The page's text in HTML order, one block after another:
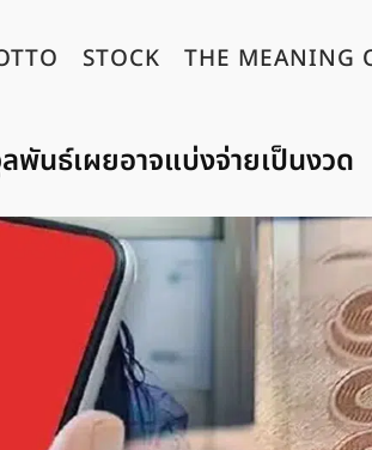
STOCK THE MEANING
พันธ์เผยอาจแบ่งจ่ายเป็นงวด